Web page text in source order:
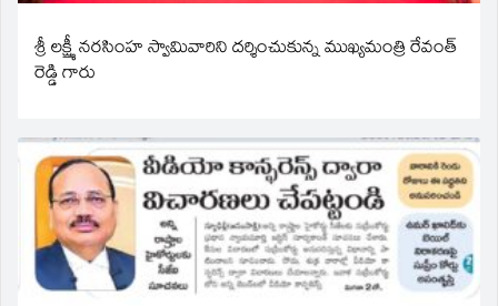
శ్రీ లక్ష్మీ నరసింహ స్వామివారిని దర్శించుకున్న ముఖ్యమంత్రి రేవంత్
రెడ్డి గారు